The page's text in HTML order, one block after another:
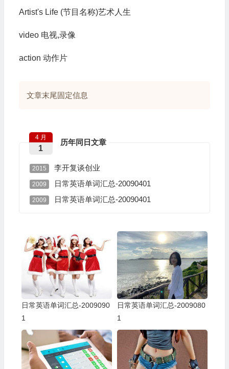
Artist's Life (节目名称)艺术人生
video 电视,录像
action 动作片
文章末尾固定信息
历年同日文章
4 月
1
2015 李开复谈创业
2009 日常英语单词汇总-20090401
2009 日常英语单词汇总-20090401
日常英语单词汇总-2009090
1
日常英语单词汇总-2009080
1